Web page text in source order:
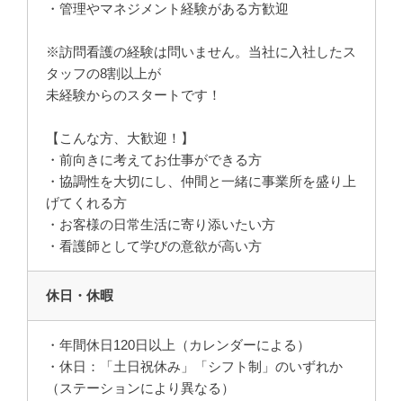
・管理やマネジメント経験がある方歓迎
※訪問看護の経験は問いません。当社に入社したス
タッフの8割以上が
未経験からのスタートです！
【こんな方、大歓迎！】
・前向きに考えてお仕事ができる方
・協調性を大切にし、仲間と一緒に事業所を盛り上
げてくれる方
・お客様の日常生活に寄り添いたい方
・看護師として学びの意欲が高い方
休日・休暇
・年間休日120日以上（カレンダーによる）
・休日：「土日祝休み」「シフト制」のいずれか
（ステーションにより異なる）